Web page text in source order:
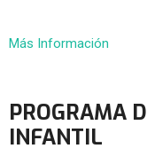
Más Información
PROGRAMA
INFANTIL